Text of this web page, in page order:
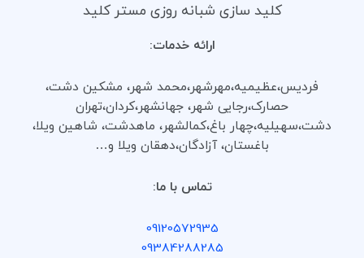
کلید سازی شبانه روزی مستر کلید
ارائه خدمات:
فردیس،عظیمیه،مهرشهر،محمد شهر، مشکین دشت،
حصارک،رجایی شهر، جهانشهر،کردان،تهران
دشت،سهیلیه،چهار باغ،کمالشهر، ماهدشت، شاهین ویلا،
باغستان، آزادگان،دهقان ویلا و…
تماس با ما:
09120572935
09384288285